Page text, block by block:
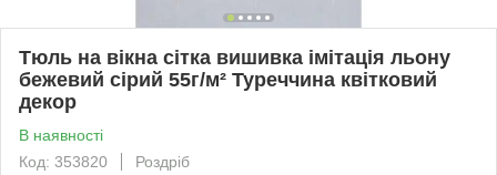
Тюль на вікна сітка вишивка імітація льону
бежевий сірий 55г/м² Туреччина квітковий
декор
В наявності
Код: 353820
Роздріб